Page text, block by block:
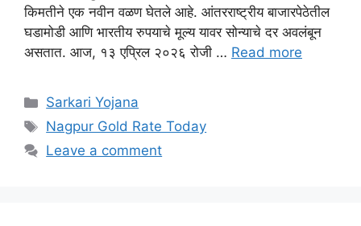
किमतीने एक नवीन वळण घेतले आहे. आंतरराष्ट्रीय बाजारपेठेतील
घडामोडी आणि भारतीय रुपयाचे मूल्य यावर सोन्याचे दर अवलंबून
असतात. आज, १३ एप्रिल २०२६ रोजी … Read more
Categories
Sarkari Yojana
Tags
Nagpur Gold Rate Today
Leave a comment